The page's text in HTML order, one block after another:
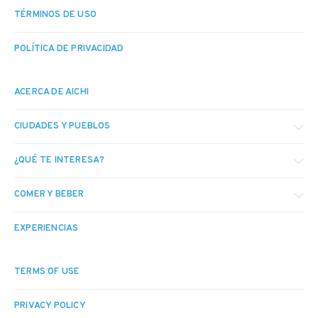
TÉRMINOS DE USO
POLÍTICA DE PRIVACIDAD
ACERCA DE AICHI
CIUDADES Y PUEBLOS
¿QUÉ TE INTERESA?
COMER Y BEBER
EXPERIENCIAS
TERMS OF USE
PRIVACY POLICY